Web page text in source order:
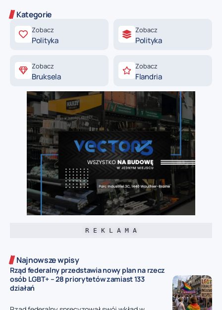
Kategorie
Zobacz
Polityka
Zobacz
Polityka
Zobacz
Bruksela
Zobacz
Flandria
R E K L A M A
Najnowsze wpisy
Rząd federalny przedstawia nowy plan na rzecz
osób LGBT+ – 28 priorytetów zamiast 133
działań